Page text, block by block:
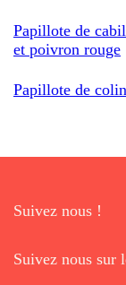
Papillote de
et poivron rouge
Papillote de
Suivez nous !
Suivez nous sur